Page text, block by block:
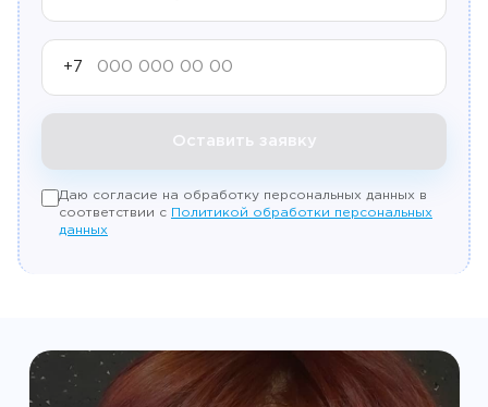
+7
Оставить заявку
Даю согласие на обработку персональных данных в
соответствии с Политикой обработки персональных
данных